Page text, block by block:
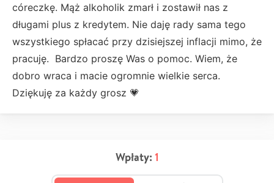
córeczkę. Mąż alkoholik zmarł i zostawił nas z
długami plus z kredytem. Nie daję rady sama tego
wszystkiego spłacać przy dzisiejszej inflacji mimo, że
pracuję. Bardzo proszę Was o pomoc. Wiem, że
dobro wraca i macie ogromnie wielkie serca.
Dziękuję za każdy grosz 💗
Wpłaty: 1